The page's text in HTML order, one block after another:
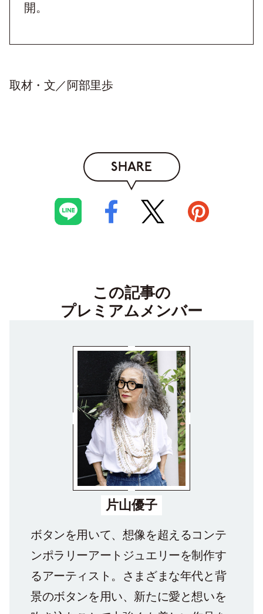
開。
取材・文／阿部里歩
SHARE
この記事の
プレミアムメンバー
片山優子
ボタンを用いて、想像を超えるコンテ
ンポラリーアートジュエリーを制作す
るアーティスト。さまざまな年代と背
景のボタンを用い、新たに愛と想いを